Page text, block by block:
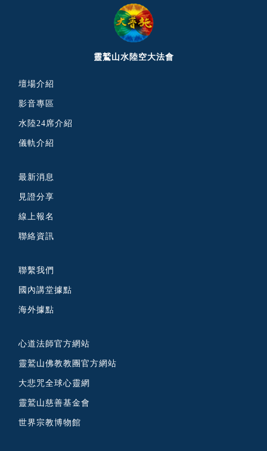
靈鷲山水陸空大法會
壇場介紹
影音專區
水陸24席介紹
儀軌介紹
最新消息
見證分享
線上報名
聯絡資訊
聯繫我們
國內講堂據點
海外據點
心道法師官方網站
靈鷲山佛教教團官方網站
大悲咒全球心靈網
靈鷲山慈善基金會
世界宗教博物館